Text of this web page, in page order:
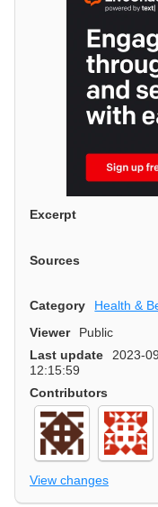
Excerpt
Sources
Category Health &
Viewer
Public
Last update
2023-
12:15:59
Contributors
View changes